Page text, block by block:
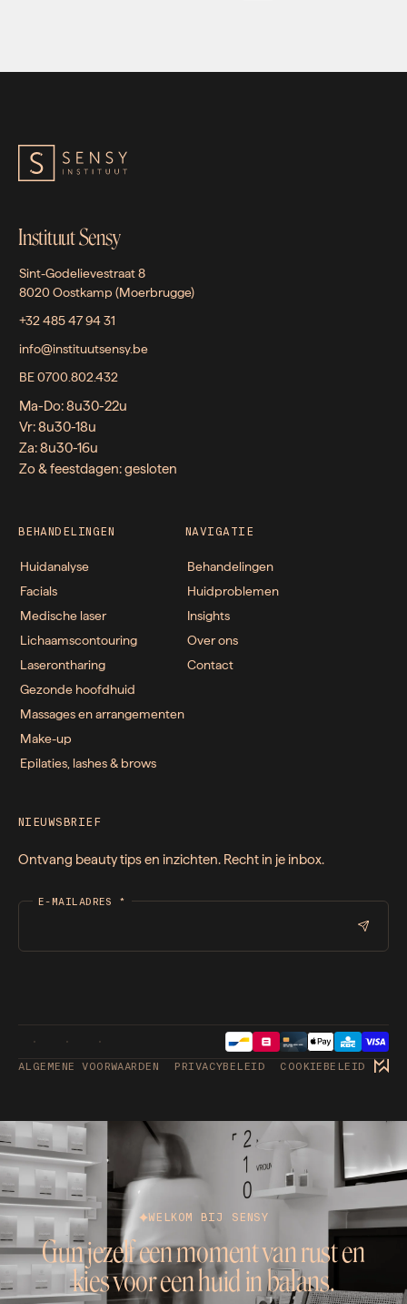
Instituut Sensy
Sint-Godelievestraat 8
8020 Oostkamp (Moerbrugge)
+32 485 47 94 31
info@instituutsensy.be
BE 0700.802.432
Ma-Do: 8u30-22u
Vr: 8u30-18u
Za: 8u30-16u
Zo & feestdagen: gesloten
BEHANDELINGEN
Huidanalyse
Facials
Medische laser
Lichaamscontouring
Laserontharing
Gezonde hoofdhuid
Massages en arrangementen
Make-up
Epilaties, lashes & brows
NAVIGATIE
Behandelingen
Huidproblemen
Insights
Over ons
Contact
NIEUWSBRIEF
Ontvang beauty tips en inzichten. Recht in je inbox.
E-MAILADRES *
ALGEMENE VOORWAARDEN PRIVACYBELEID COOKIEBELEID
WELKOM BIJ SENSY
Gun jezelf een moment van rust en
kies voor een huid in balans.